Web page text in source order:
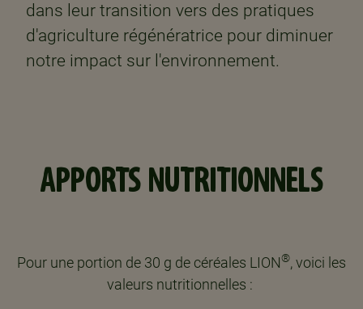
dans leur transition vers des pratiques
d'agriculture régénératrice pour diminuer
notre impact sur l'environnement.
APPORTS NUTRITIONNELS
Pour une portion de 30 g de céréales LION®, voici les
valeurs nutritionnelles : ​